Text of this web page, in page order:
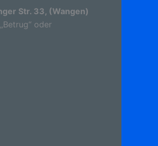
Str. 33, (Wangen)
oder